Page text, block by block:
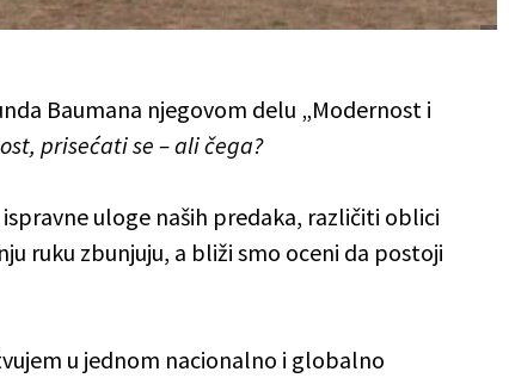
Baumana njegovom delu „Modernost i
prisećati se – ali čega?
uloge naših predaka, različiti oblici
ruku zbunjuju, a bliži smo oceni da postoji
u jednom nacionalno i globalno